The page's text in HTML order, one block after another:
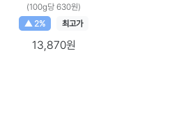
2.2kg × 1개
(100g당 630원)
▲ 2%
최고가
13,870원